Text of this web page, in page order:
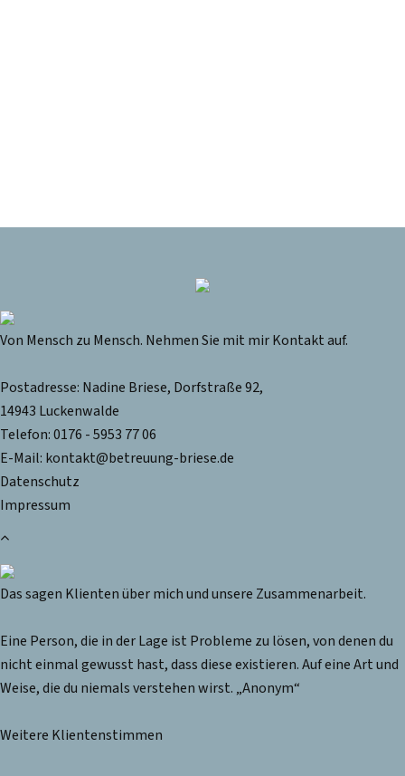
Von Mensch zu Mensch. Nehmen Sie mit mir Kontakt auf.
Postadresse: Nadine Briese, Dorfstraße 92,
14943 Luckenwalde
Telefon:0176 - 5953 77 06
E-Mail: kontakt@betreuung-briese.de
Datenschutz
Impressum
Das sagen Klienten über mich und unsere Zusammenarbeit.
Eine Person, die in der Lage ist Probleme zu lösen, von denen du
nicht einmal gewusst hast, dass diese existieren. Auf eine Art und
Weise, die du niemals verstehen wirst. „Anonym“
Weitere Klientenstimmen